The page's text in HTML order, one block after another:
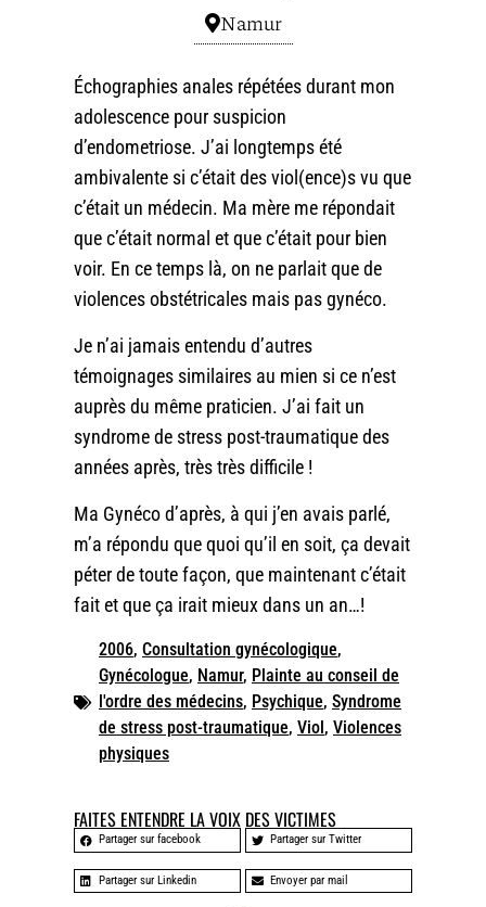
Namur
Échographies anales répétées durant mon
adolescence pour suspicion
d’endometriose. J’ai longtemps été
ambivalente si c’était des viol(ence)s vu que
c’était un médecin. Ma mère me répondait
que c’était normal et que c’était pour bien
voir. En ce temps là, on ne parlait que de
violences obstétricales mais pas gynéco.
Je n’ai jamais entendu d’autres
témoignages similaires au mien si ce n’est
auprès du même praticien. J’ai fait un
syndrome de stress post-traumatique des
années après, très très difficile !
Ma Gynéco d’après, à qui j’en avais parlé,
m’a répondu que quoi qu’il en soit, ça devait
péter de toute façon, que maintenant c’était
fait et que ça irait mieux dans un an…!
2006, Consultation gynécologique,
Gynécologue, Namur, Plainte au conseil de
l'ordre des médecins, Psychique, Syndrome
de stress post-traumatique, Viol, Violences
physiques
FAITES ENTENDRE LA VOIX DES VICTIMES
Partager sur facebook Partager sur Twitter
Partager sur Linkedin Envoyer par mail